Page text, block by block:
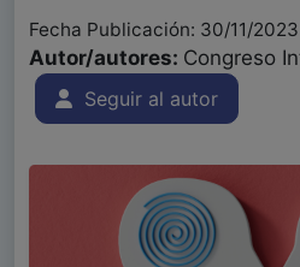
Fecha Publicación: 30/11/2023
Autor/autores: Congreso
Seguir al autor